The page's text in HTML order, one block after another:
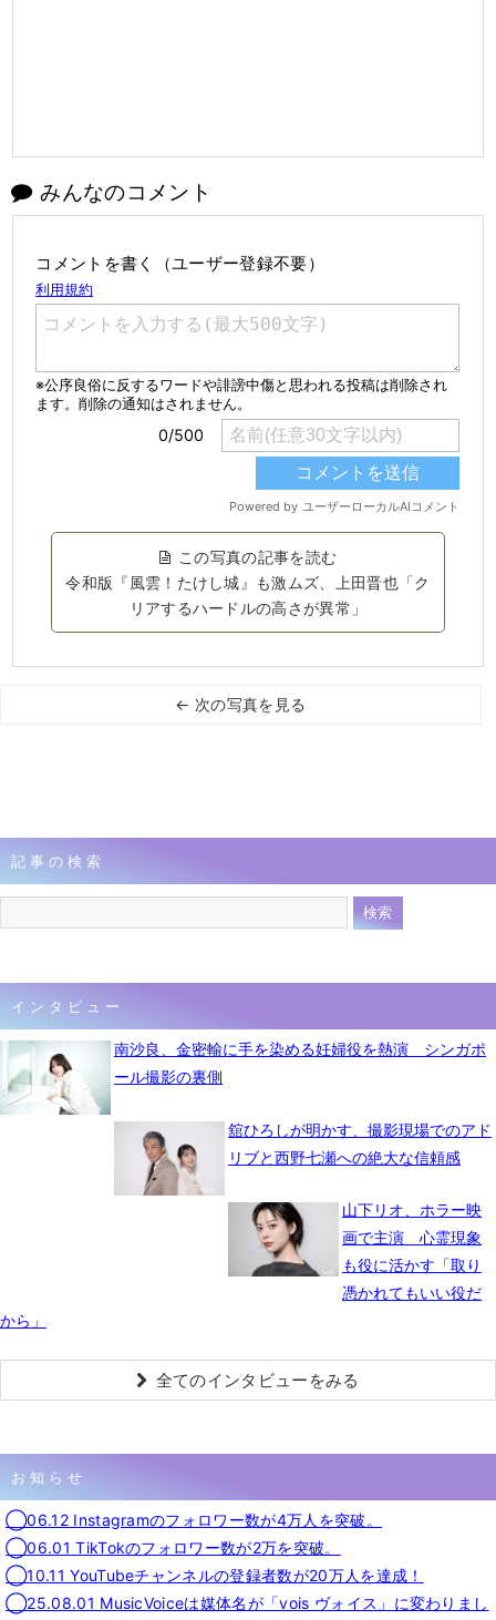
みんなのコメント
コメントを書く（ユーザー登録不要）
この写真の記事を読む
令和版『風雲！たけし城』も激ムズ、上田晋也「ク
リアするハードルの高さが異常」
← 次の写真を見る
記事の検索
インタビュー
南沙良、金密輸に手を染める妊婦役を熱演 シンガポ
ール撮影の裏側
舘ひろしが明かす、撮影現場でのアド
リブと西野七瀬への絶大な信頼感
山下リオ、ホラー映
画で主演 心霊現象
も役に活かす「取り
憑かれてもいい役だ
から」
全てのインタビューをみる
お知らせ
◯06.12 Instagramのフォロワー数が4万人を突破。
◯06.01 TikTokのフォロワー数が2万を突破。
◯10.11 YouTubeチャンネルの登録者数が20万人を達成！
◯25.08.01 MusicVoiceは媒体名が「vois ヴォイス」に変わりまし